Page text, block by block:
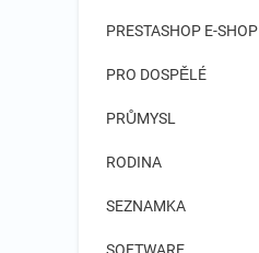
PRESTASHOP E-SHOP
PRO DOSPĚLÉ
PRŮMYSL
RODINA
SEZNAMKA
SOFTWARE